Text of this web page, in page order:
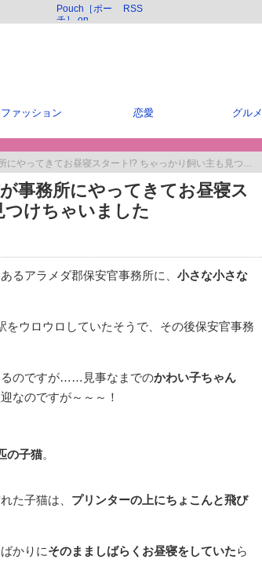
Pouch［ポー
チ］ on
RSS
ファッション 恋愛 グルメ
きてお昼寝スタート!? ちゃっかり飼い主も見つけちゃいました
事務所にやってきてお昼寝ス
けちゃいました
るアラメダ郡保安官事務所に、 小さな小さな
ウロウロしていたそうで、その後保安官事務
るのですが……見事なまでのかわい子ちゃん
なのですが～～～！
の子猫。
た子猫は、 プリンターの上にちょこんと飛び
かりにそのまましばらくお昼寝をしていたら